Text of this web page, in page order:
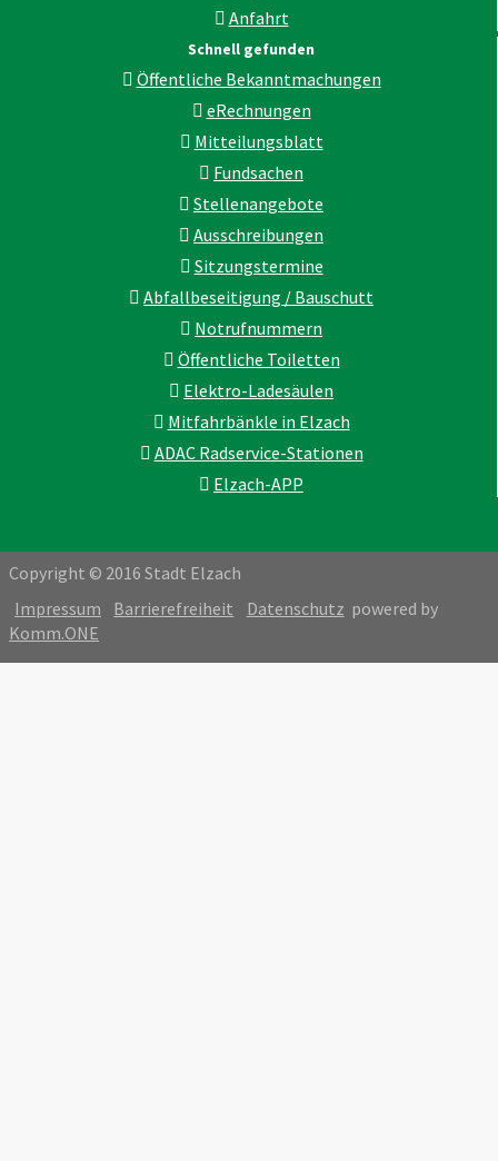
Anfahrt
Schnell gefunden
Öffentliche Bekanntmachungen
eRechnungen
Mitteilungsblatt
Fundsachen
Stellenangebote
Ausschreibungen
Sitzungstermine
Abfallbeseitigung / Bauschutt
Notrufnummern
Öffentliche Toiletten
Elektro-Ladesäulen
Mitfahrbänkle in Elzach
ADAC Radservice-Stationen
Elzach-APP
Copyright © 2016 Stadt Elzach
Impressum
Barrierefreiheit Datenschutz powered by
Komm.ONE